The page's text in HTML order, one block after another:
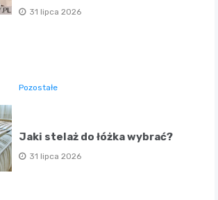
31 lipca 2026
Pozostałe
Jaki stelaż do łóżka wybrać?
31 lipca 2026